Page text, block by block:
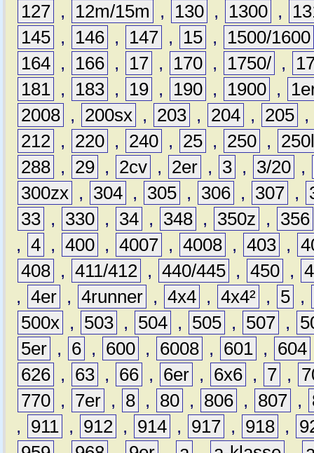
127 , 12m/15m , 130 , 1300 ,
145 , 146 , 147 , 15 ,
1500/1600
164 , 166 , 17 , 170 , 1750/ ,
181 , 183 , 19 , 190 , 1900 ,
2008 , 200sx , 203 , 204 , 205 ,
212 , 220 , 240 , 25 , 250 ,
288 , 29 , 2cv , 2er , 3 , 3/20 ,
300zx , 304 , 305 , 306 , 307 ,
33 , 330 , 34 , 348 , 350z ,
356
, 4 , 400 , 4007 , 4008 , 403 ,
408 , 411/412 , 440/445 , 450 ,
, 4er , 4runner , 4x4 , 4x4² , 5 ,
500x , 503 , 504 , 505 , 507 ,
5er , 6 , 600 , 6008 , 601 , 604
626 , 63 , 66 , 6er , 6x6 , 7 ,
770 , 7er , 8 , 80 , 806 , 807 ,
,
911 , 912 , 914 , 917 , 918 ,